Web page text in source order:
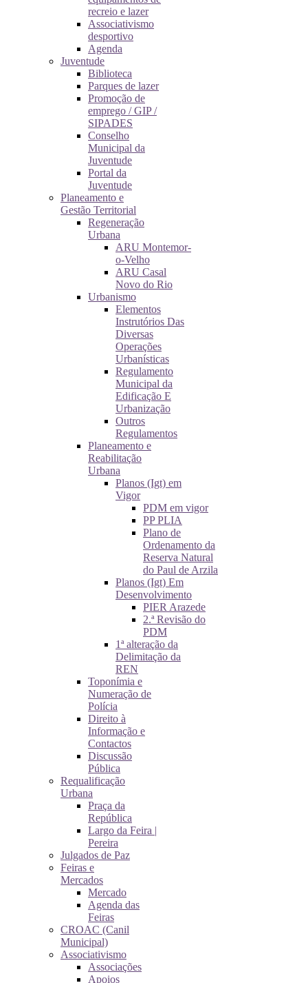
recreio e lazer
Associativismo
desportivo
Agenda
Juventude
Biblioteca
Parques de lazer
Promoção de
emprego / GIP /
SIPADES
Conselho
Municipal da
Juventude
Portal da
Juventude
Planeamento e
Gestão Territorial
Regeneração
Urbana
ARU Montemor-
o-Velho
ARU Casal
Novo do Rio
Urbanismo
Elementos
Instrutórios Das
Diversas
Operações
Urbanísticas
Regulamento
Municipal da
Edificação E
Urbanização
Outros
Regulamentos
Planeamento e
Reabilitação
Urbana
Planos (Igt) em
Vigor
PDM em vigor
PP PLIA
Plano de
Ordenamento da
Reserva Natural
do Paul de Arzila
Planos (Igt) Em
Desenvolvimento
PIER Arazede
2.ª Revisão do
PDM
1ª alteração da
Delimitação da
REN
Toponímia e
Numeração de
Polícia
Direito à
Informação e
Contactos
Discussão
Pública
Requalificação
Urbana
Praça da
República
Largo da Feira |
Pereira
Julgados de Paz
Feiras e
Mercados
Mercado
Agenda das
Feiras
CROAC (Canil
Municipal)
Associativismo
Associações
Apoios